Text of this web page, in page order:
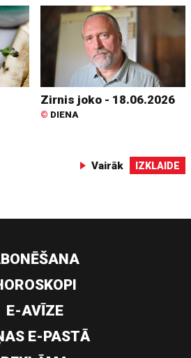
Zirnis joko - 18.06.2026
© DIENA
Vairāk IZKLAIDE
E-AVĪZE
E-PASTĀ